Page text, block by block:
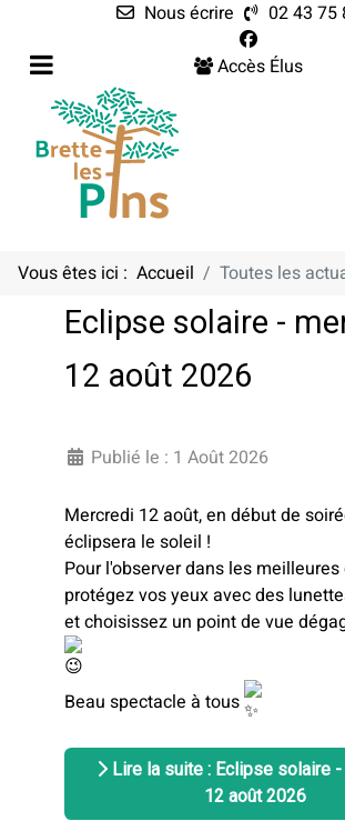
Nous écrire
02 43 75
Accès Élus
Vous êtes ici : Accueil Toutes les
Eclipse solaire -
12 août 2026
Publié le : 1 Août 2026
Mercredi 12 août, en début de
éclipsera le soleil !
Pour l'observer dans les
protégez vos yeux avec des
et choisissez un point de vue
Beau spectacle à tous
Lire la suite : Eclipse solaire -
12 août 2026